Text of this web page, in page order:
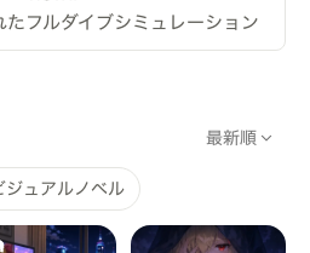
フルダイブシミュレーション
とどう過ごすのか。
ー】
万人の未来都市……それがマー
最新順
ジュアルノベル